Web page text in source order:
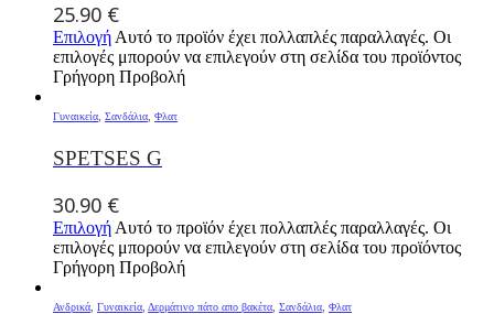
25.90 €
Επιλογή Αυτό το προϊόν έχει πολλαπλές παραλλαγές. Οι
επιλογές μπορούν να επιλεγούν στη σελίδα του προϊόντος
Γρήγορη Προβολή
Γυναικεία Σανδάλια Φλατ
SPETSES G
30.90 €
Επιλογή Αυτό το προϊόν έχει πολλαπλές παραλλαγές. Οι
επιλογές μπορούν να επιλεγούν στη σελίδα του προϊόντος
Γρήγορη Προβολή
Ανδρικά Γυναικεία Δερμάτινο πάτο απο βακέτα Σανδάλια Φλατ